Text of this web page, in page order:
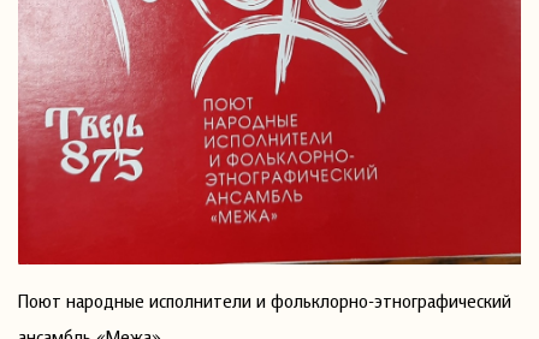
Поют народные исполнители и фольклорно-этнографический